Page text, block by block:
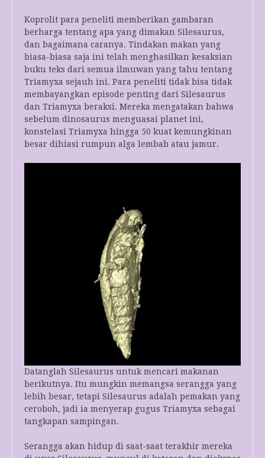
Koprolit para peneliti memberikan gambaran
berharga tentang apa yang dimakan Silesaurus,
dan bagaimana caranya. Tindakan makan yang
biasa-biasa saja ini telah menghasilkan kesaksian
buku teks dari semua ilmuwan yang tahu tentang
Triamyxa sejauh ini. Para peneliti tidak bisa tidak
membayangkan episode penting dari Silesaurus
dan Triamyxa beraksi. Mereka mengatakan bahwa
sebelum dinosaurus menguasai planet ini,
konstelasi Triamyxa hingga 50 kuat kemungkinan
besar dihiasi rumpun alga lembab atau jamur.
Datanglah Silesaurus untuk mencari makanan
berikutnya. Itu mungkin memangsa serangga yang
lebih besar, tetapi Silesaurus adalah pemakan yang
ceroboh, jadi ia menyerap gugus Triamyxa sebagai
tangkapan sampingan.
Serangga akan hidup di saat-saat terakhir mereka